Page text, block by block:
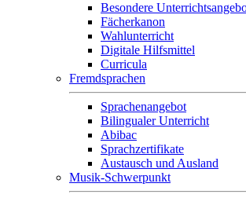
Besondere
Fächerkanon
Wahlunterricht
Digitale Hilfsmittel
Curricula
Fremdsprachen
Sprachenangebot
Bilingualer Unterricht
Abibac
Sprachzertifikate
Austausch und Ausland
Musik-Schwerpunkt